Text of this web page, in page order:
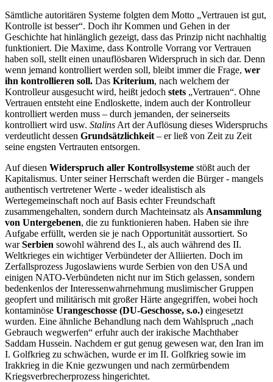
Sämtliche autoritären Systeme folgten dem Motto „Vertrauen ist gut,
Kontrolle ist besser“. Doch ihr Kommen und Gehen in der
Geschichte hat hinlänglich gezeigt, dass das Prinzip nicht nachhaltig
funktioniert. Die Maxime, dass Kontrolle Vorrang vor Vertrauen
haben soll, stellt einen unauflösbaren Widerspruch in sich dar. Denn
wenn jemand kontrolliert werden soll, bleibt immer die Frage, wer
ihn kontrollieren soll. Das Kriterium, nach welchem der
Kontrolleur ausgesucht wird, heißt jedoch stets „Vertrauen“. Ohne
Vertrauen entsteht eine Endloskette, indem auch der Kontrolleur
kontrolliert werden muss – durch jemanden, der seinerseits
kontrolliert wird usw. Stalins Art der Auflösung dieses Widerspruchs
verdeutlicht dessen Grundsätzlichkeit – er ließ von Zeit zu Zeit
seine engsten Vertrauten entsorgen.
Auf diesen Widerspruch aller Kontrollsysteme stößt auch der
Kapitalismus. Unter seiner Herrschaft werden die Bürger - mangels
authentisch vertretener Werte - weder idealistisch als
Wertegemeinschaft noch auf Basis echter Freundschaft
zusammengehalten, sondern durch Machteinsatz als Ansammlung
von Untergebenen, die zu funktionieren haben. Haben sie ihre
Aufgabe erfüllt, werden sie je nach Opportunität aussortiert. So
warSerbien sowohl während des I., als auch während des II.
Weltkrieges ein wichtiger Verbündeter der Alliierten. Doch im
Zerfallsprozess Jugoslawiens wurde Serbien von den USA und
einigen NATO-Verbündeten nicht nur im Stich gelassen, sondern
bedenkenlos der Interessenwahrnehmung muslimischer Gruppen
geopfert und militärisch mit großer Härte angegriffen, wobei hoch
kontaminöse Urangeschosse (DU-Geschosse, s.o.) eingesetzt
wurden. Eine ähnliche Behandlung nach dem Wahlspruch „nach
Gebrauch wegwerfen“ erfuhr auch der irakische Machthaber
Saddam Hussein. Nachdem er gut genug gewesen war, den Iran im
I. Golfkrieg zu schwächen, wurde er im II. Golfkrieg sowie im
Irakkrieg in die Knie gezwungen und nach zermürbendem
Kriegsverbrecherprozess hingerichtet.